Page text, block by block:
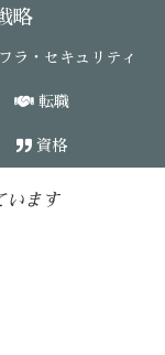
略
ラ・セキュリティ
転職
資格
います